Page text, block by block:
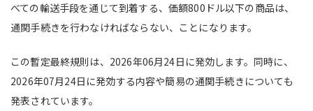
べての輸送手段を通じて到着する、価額800ドル以下の商品は、
通関手続きを行わなければならない、ことになります。
この暫定最終規則は、2026年06月24日に発効します。同時に、
2026年07月24日に発効する内容や簡易の通関手続きについても
発表されています。